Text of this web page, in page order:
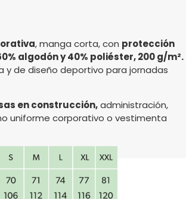
, manga corta, con protección
algodón y 40% poliéster, 200 g/m².
y de diseño deportivo para jornadas
en construcción,administración,
uniforme corporativo o vestimenta